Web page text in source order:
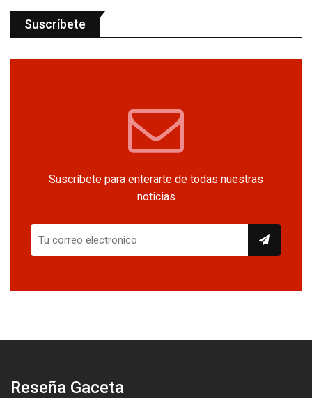
Suscríbete
Suscríbete para enterarte de todas nuestras
noticias
Reseña Gaceta